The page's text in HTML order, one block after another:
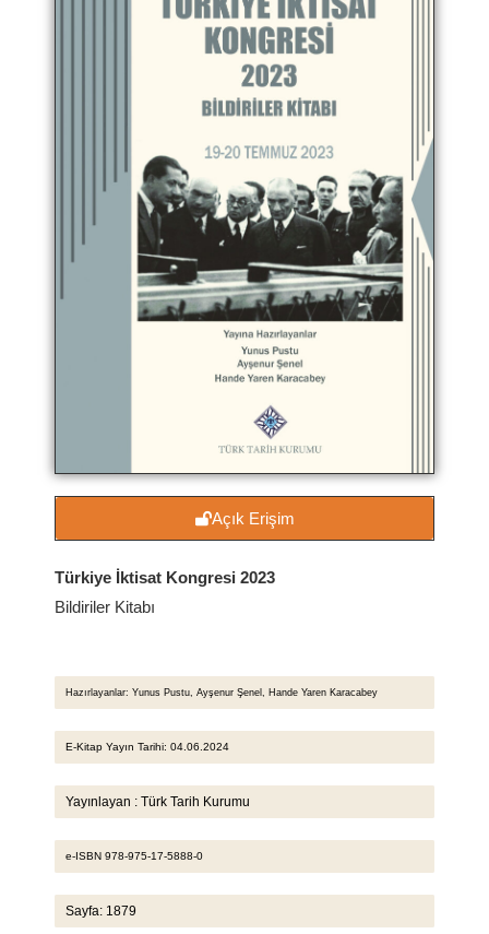
Açık Erişim
Türkiye İktisat Kongresi 2023
Bildiriler Kitabı
Hazırlayanlar: Yunus Pustu, Ayşenur Şenel, Hande Yaren Karacabey
E-Kitap Yayın Tarihi: 04.06.2024
Yayınlayan : Türk Tarih Kurumu
e-ISBN 978-975-17-5888-0
Sayfa: 1879